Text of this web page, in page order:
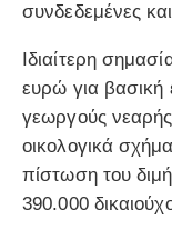
συνδεδεμένες
Ιδιαίτερη
ευρώ για βασική
γεωργούς νεαρής
οικολογικά
πίστωση του
390.000